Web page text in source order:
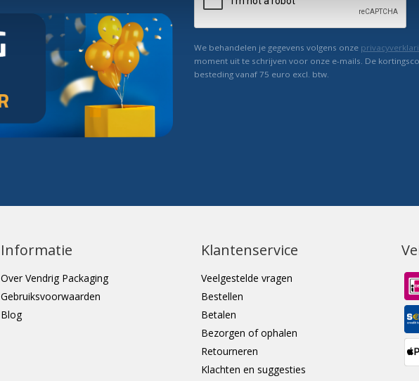
We behandelen je gegevens volgens onze
moment uit te schrijven voor onze e-mails. De
besteding vanaf 75 euro excl. btw.
Informatie
Over Vendrig Packaging
Gebruiksvoorwaarden
Blog
Klantenservice
Veelgestelde vragen
Bestellen
Betalen
Bezorgen of ophalen
Retourneren
Klachten en suggesties